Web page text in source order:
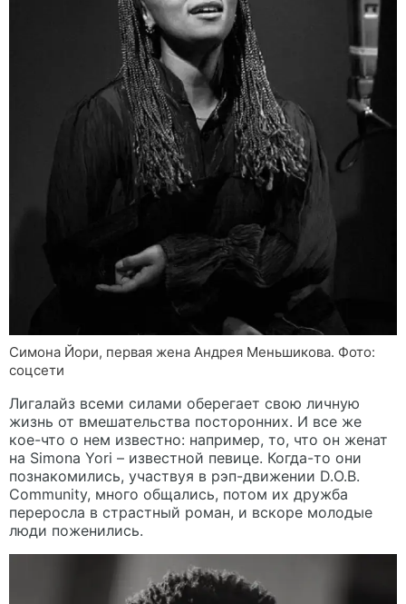
Симона Йори, первая жена Андрея Меньшикова. Фото:
соцсети
Лигалайз всеми силами оберегает свою личную
жизнь от вмешательства посторонних. И все же
кое-что о нем известно: например, то, что он женат
на Simona Yori – известной певице. Когда-то они
познакомились, участвуя в рэп-движении D.O.B.
Community, много общались, потом их дружба
переросла в страстный роман, и вскоре молодые
люди поженились.